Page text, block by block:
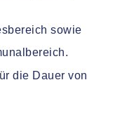
sowie
die Dauer von